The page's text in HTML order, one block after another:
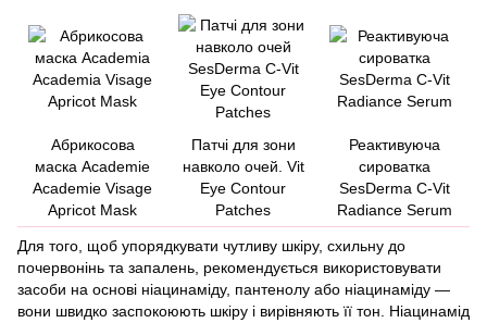
Абрикосова
маска Academie
Academie Visage
Apricot Mask
Патчі для зони
навколо очей. Vit
Eye Contour
Patches
Реактивуюча
сироватка
SesDerma C-Vit
Radiance Serum
Для того, щоб упорядкувати чутливу шкіру, схильну до
почервонінь та запалень, рекомендується використовувати
засоби на основі ніацинаміду, пантенолу або ніацинаміду —
вони швидко заспокоюють шкіру і вирівняють її тон. Ніацинамід